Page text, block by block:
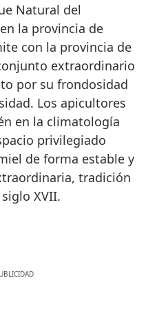
Natural del
la provincia de
con la provincia de
extraordinario
por su frondosidad
Los apicultores
en la climatología
privilegiado
de forma estable y
tradición
XVII.